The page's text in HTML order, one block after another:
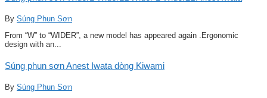
By Súng Phun Sơn
From “W” to “WIDER”, a new model has appeared again .Ergonomic
design with an...
Súng phun sơn Anest Iwata dòng Kiwami
By Súng Phun Sơn